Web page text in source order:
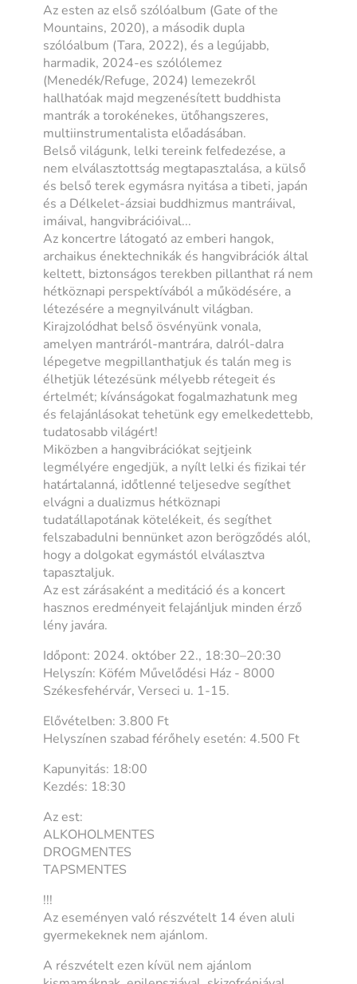
Az esten az első szólóalbum (Gate of the
Mountains, 2020), a második dupla
szólóalbum (Tara, 2022), és a legújabb,
harmadik, 2024-es szólólemez
(Menedék/Refuge, 2024) lemezekről
hallhatóak majd megzenésített buddhista
mantrák a torokénekes, ütőhangszeres,
multiinstrumentalista előadásában.
Belső világunk, lelki tereink felfedezése, a
nem elválasztottság megtapasztalása, a külső
és belső terek egymásra nyitása a tibeti, japán
és a Délkelet-ázsiai buddhizmus mantráival,
imáival, hangvibrációival...
Az koncertre látogató az emberi hangok,
archaikus énektechnikák és hangvibrációk által
keltett, biztonságos terekben pillanthat rá nem
hétköznapi perspektívából a működésére, a
létezésére a megnyilvánult világban.
Kirajzolódhat belső ösvényünk vonala,
amelyen mantráról-mantrára, dalról-dalra
lépegetve megpillanthatjuk és talán meg is
élhetjük létezésünk mélyebb rétegeit és
értelmét; kívánságokat fogalmazhatunk meg
és felajánlásokat tehetünk egy emelkedettebb,
tudatosabb világért!
Miközben a hangvibrációkat sejtjeink
legmélyére engedjük, a nyílt lelki és fizikai tér
határtalanná, időtlenné teljesedve segíthet
elvágni a dualizmus hétköznapi
tudatállapotának kötelékeit, és segíthet
felszabadulni bennünket azon berögződés alól,
hogy a dolgokat egymástól elválasztva
tapasztaljuk.
Az est zárásaként a meditáció és a koncert
hasznos eredményeit felajánljuk minden érző
lény javára.
Időpont: 2024. október 22., 18:30–20:30
Helyszín: Köfém Művelődési Ház - 8000
Székesfehérvár, Verseci u. 1-15.
Elővételben: 3.800 Ft
Helyszínen szabad férőhely esetén: 4.500 Ft
Kapunyitás: 18:00
Kezdés: 18:30
Az est:
ALKOHOLMENTES
DROGMENTES
TAPSMENTES
!!!
Az eseményen való részvételt 14 éven aluli
gyermekeknek nem ajánlom.
A részvételt ezen kívül nem ajánlom